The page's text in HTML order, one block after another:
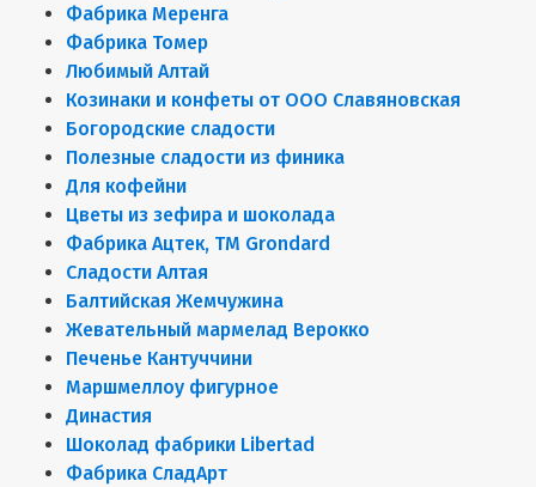
Фабрика Меренга
Фабрика Томер
Любимый Алтай
Козинаки и конфеты от ООО Славяновская
Богородские сладости
Полезные сладости из финика
Для кофейни
Цветы из зефира и шоколада
Фабрика Ацтек, ТМ Grondard
Сладости Алтая
Балтийская Жемчужина
Жевательный мармелад Верокко
Печенье Кантуччини
Маршмеллоу фигурное
Династия
Шоколад фабрики Libertad
Фабрика СладАрт